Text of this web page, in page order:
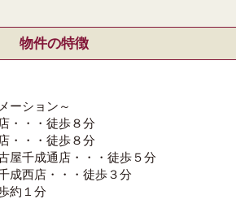
物件の特徴
ーション～
・・・徒歩８分
・・・徒歩８分
屋千成通店・・・徒歩５分
成西店・・・徒歩３分
約１分